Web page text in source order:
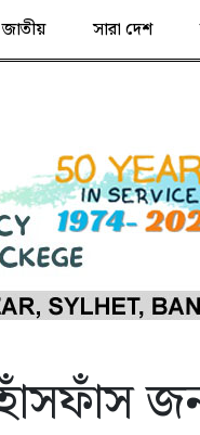
জাতীয় সারা দেশ